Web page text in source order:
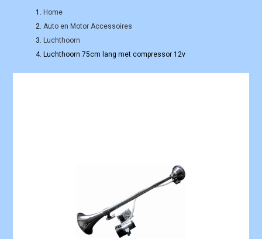
Home
Auto en Motor Accessoires
Luchthoorn
Luchthoorn 75cm lang met compressor 12v